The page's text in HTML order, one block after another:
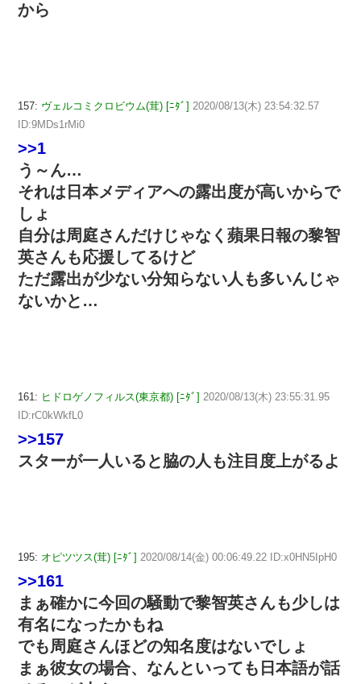
から
157: ヴェルコミクロビウム(茸) [ﾆﾀﾞ] 2020/08/13(木) 23:54:32.57
ID:9MDs1rMi0
>>1
う～ん…
それは日本メディアへの露出度が高いからで
しょ
自分は周庭さんだけじゃなく蘋果日報の黎智
英さんも応援してるけど
ただ露出が少ない分知らない人も多いんじゃ
ないかと…
161: ヒドロゲノフィルス(東京都) [ﾆﾀﾞ] 2020/08/13(木) 23:55:31.95
ID:rC0kWkfL0
>>157
スターが一人いると脇の人も注目度上がるよ
195: オピツツス(茸) [ﾆﾀﾞ] 2020/08/14(金) 00:06:49.22 ID:x0HN5IpH0
>>161
まぁ確かに今回の騒動で黎智英さんも少しは
有名になったかもね
でも周庭さんほどの知名度はないでしょ
まぁ彼女の場合、なんといっても日本語が話